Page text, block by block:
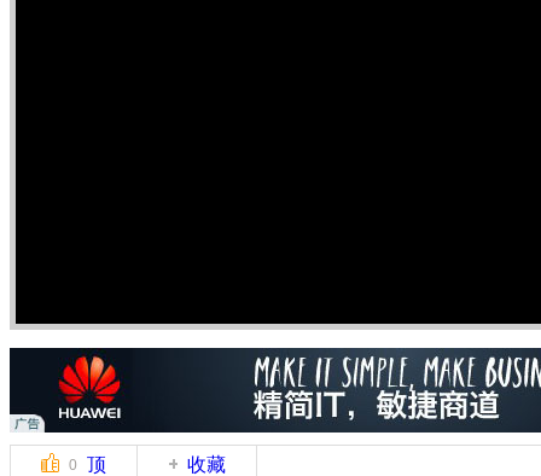
0 顶 收藏